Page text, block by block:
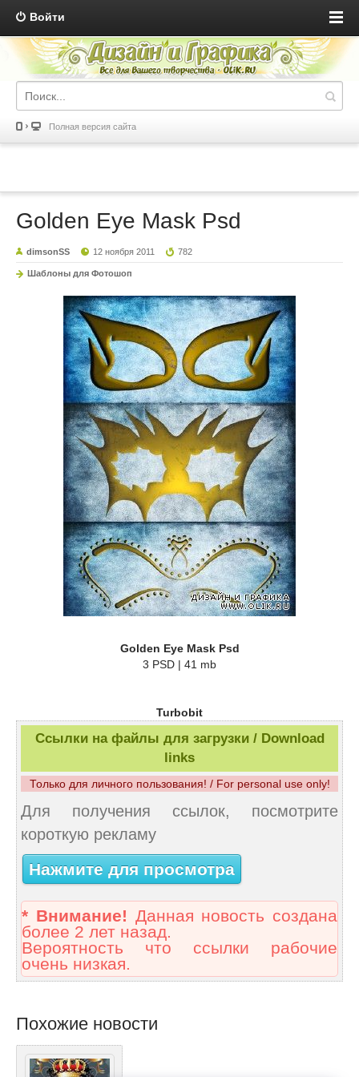
Войти
Полная версия сайта
Golden Eye Mask Psd
dimsonSS 12 ноября 2011 782
Шаблоны для Фотошоп
Golden Eye Mask Psd
3 PSD | 41 mb
Turbobit
Ссылки на файлы для загрузки / Download
links
Только для личного пользования! / For personal use only!
Для получения ссылок, посмотрите
короткую рекламу
Нажмите для просмотра
* Внимание! Данная новость создана
более 2 лет назад.
Вероятность что ссылки рабочие
очень низкая.
Похожие новости